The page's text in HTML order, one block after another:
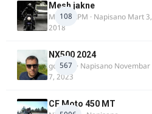
108
Mesh jakne
MostarRPM · Napisano Mart 3,
2018
567
NX500 2024
godovic · Napisano Novembar
7, 2023
CF Moto 450 MT